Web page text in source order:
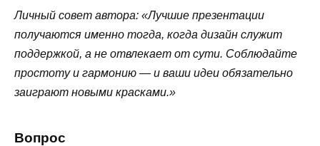
Личный совет автора: «Лучшие презентации
получаются именно тогда, когда дизайн служит
поддержкой, а не отвлекает от сути. Соблюдайте
простоту и гармонию — и ваши идеи обязательно
заиграют новыми красками.»
Вопрос